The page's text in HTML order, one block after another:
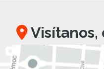
Visítanos,